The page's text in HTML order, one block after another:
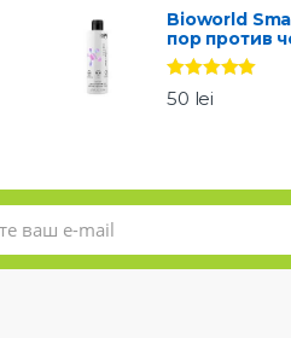
Bioworld Smart Inside Тоник для сужения
пор против
Оценка
из 5
50 lei